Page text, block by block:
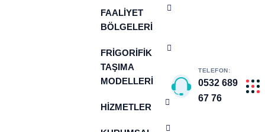
FAALIYET
BÖLGELERI
FRIGORIFIK
TAŞIMA
MODELLERI
HIZMETLER
TELEFON:
0532 689
67 76